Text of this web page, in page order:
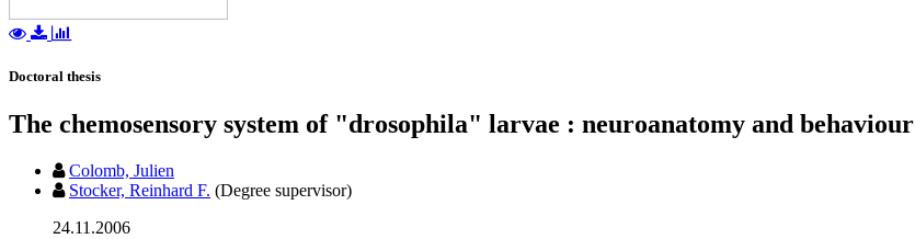
Doctoral thesis
The chemosensory system of "drosophila" larvae : neuroanatomy and behaviour
Colomb, Julien
Stocker, Reinhard F. (Degree supervisor)
24.11.2006